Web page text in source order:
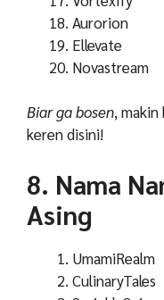
Aurorion
Ellevate
Novastream
Biar gabosen,
keren disini!
8. Nama
Asing
UmamiRealm
CulinaryTales